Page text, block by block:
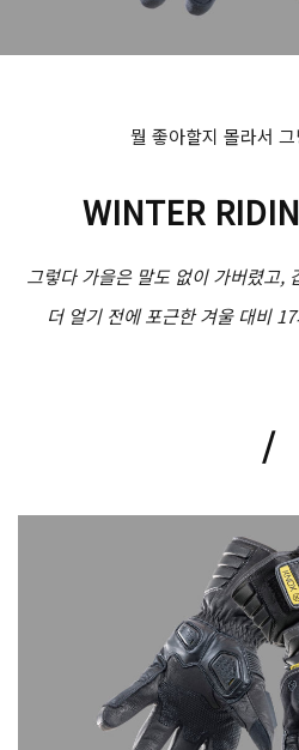
뭘 좋아할지 몰라서
WINTER
그렇다 가을은 말도 없이 가버렸고,
더 얼기 전에 포근한 겨울 대비
/